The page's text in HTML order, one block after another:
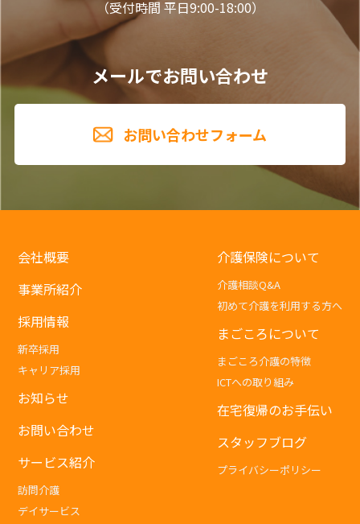
（受付時間 平日9:00-18:00）
メールでお問い合わせ
お問い合わせフォーム
会社概要
事業所紹介
採用情報
新卒採用
キャリア採用
お知らせ
お問い合わせ
サービス紹介
訪問介護
デイサービス
介護保険について
介護相談Q&A
初めて介護を利用する方へ
まごころについて
まごころ介護の特徴
ICTへの取り組み
在宅復帰のお手伝い
スタッフブログ
プライバシーポリシー